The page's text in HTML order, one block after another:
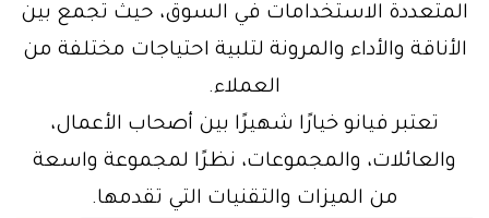
المتعددة الاستخدامات في السوق، حيث تجمع بين
الأناقة والأداء والمرونة لتلبية احتياجات مختلفة من
العملاء.
تعتبر فيانو خيارًا شهيرًا بين أصحاب الأعمال،
والعائلات، والمجموعات، نظرًا لمجموعة واسعة
من الميزات والتقنيات التي تقدمها.